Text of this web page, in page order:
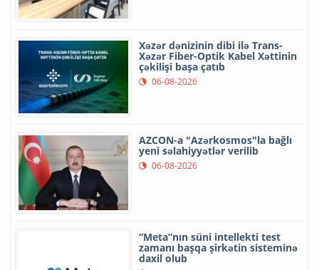
Xəzər dənizinin dibi ilə Trans-
Xəzər Fiber-Optik Kabel Xəttinin
çəkilişi başa çatıb
06-08-2026
AZCON-a "Azərkosmos"la bağlı
yeni səlahiyyətlər verilib
06-08-2026
“Meta”nın süni intellekti test
zamanı başqa şirkətin sisteminə
daxil olub